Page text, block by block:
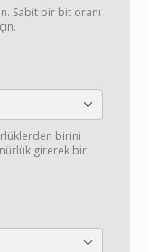
Sabit bir bit oranı
birini
girerek bir